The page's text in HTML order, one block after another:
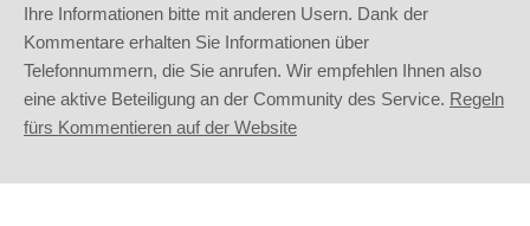
Ihre Informationen bitte mit anderen Usern. Dank der
Kommentare erhalten Sie Informationen über
Telefonnummern, die Sie anrufen. Wir empfehlen Ihnen also
eine aktive Beteiligung an der Community des Service. Regeln
fürs Kommentieren auf der Website